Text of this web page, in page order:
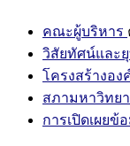
คณะผู้บริหาร
วิสัยทัศน์และ
โครงสร้างอง
สภามหาวิทย
การเปิดเผย